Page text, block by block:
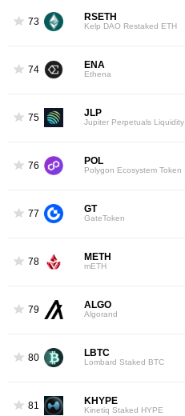
73 RSETH
Kelp DAO Restaked ETH
74 ENA
Ethena
75 JLP
76 POL
Polygon Ecosystem Token
77 GT
GateToken
78 METH
mETH
79 ALGO
Algorand
80 LBTC
Lombard Staked BTC
81 KHYPE
Kinetiq Staked HYPE